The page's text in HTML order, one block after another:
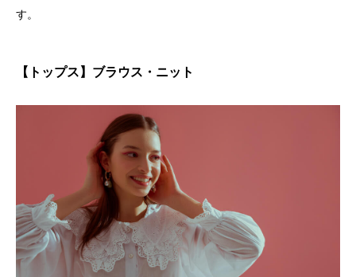
す。
【トップス】ブラウス・ニット